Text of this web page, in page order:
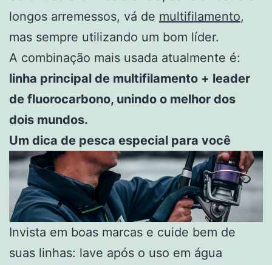
longos arremessos, vá de multifilamento,
mas sempre utilizando um bom líder.
A combinação mais usada atualmente é:
linha principal de multifilamento + leader
de fluorocarbono, unindo o melhor dos
dois mundos.
Um dica de pesca especial para você
Invista em boas marcas e cuide bem de
suas linhas: lave após o uso em água